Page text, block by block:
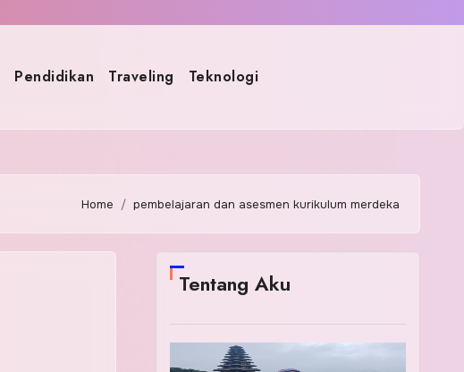
Pendidikan Traveling Teknologi
Home pembelajaran dan asesmen kurikulum merdeka
Tentang Aku